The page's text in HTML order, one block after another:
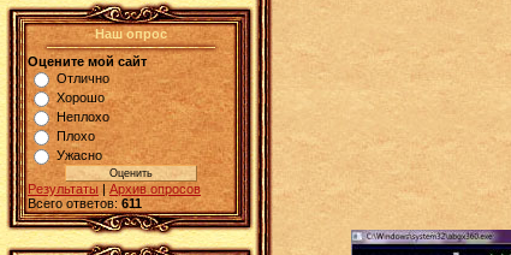
Наш опрос
Оцените мой сайт
Отлично
Хорошо
Неплохо
Плохо
Ужасно
Результаты | Архив опросов
Всего ответов: 611